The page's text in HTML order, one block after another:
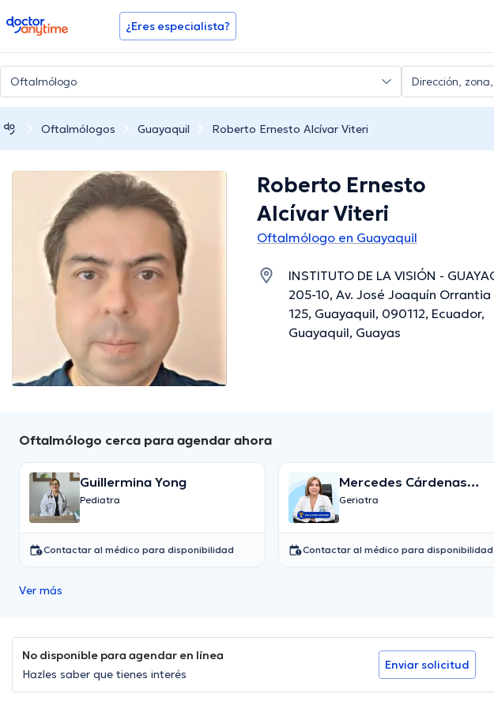
doctoranytime ¿Eres especialista?
Oftalmólogos Guayaquil Roberto Ernesto Alcívar Viteri
Roberto Ernesto
Alcívar Viteri
Oftalmólogo en Guayaquil
INSTITUTO DE LA VISIÓN -
205-10, Av. José Joaquín Orrantia
125, Guayaquil, 090112, Ecuador,
Guayaquil, Guayas
Oftalmólogo cerca para agendar ahora
Guillermina Yong
Pediatra
Contactar al médico para disponibilidad
Mercedes Cárdenas
Dominguez
Geriatra
Contactar al médico para disponibilidad
Ver más
No disponible para agendar en línea
Hazles saber que tienes interés
Enviar solicitud